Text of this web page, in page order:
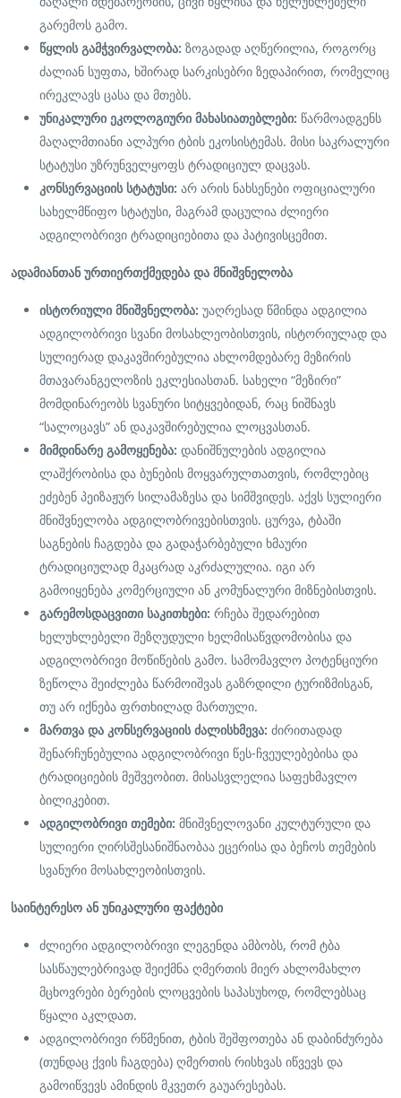
გარემოს გამო.
წყლის გამჭვირვალობა: ზოგადად აღწერილია, როგორც
ძალიან სუფთა, ხშირად სარკისებრი ზედაპირით, რომელიც
ირეკლავს ცასა და მთებს.
უნიკალური ეკოლოგიური მახასიათებლები: წარმოადგენს
მაღალმთიანი ალპური ტბის ეკოსისტემას. მისი საკრალური
სტატუსი უზრუნველყოფს ტრადიციულ დაცვას.
კონსერვაციის სტატუსი: არ არის ნახსენები ოფიციალური
სახელმწიფო სტატუსი, მაგრამ დაცულია ძლიერი
ადგილობრივი ტრადიციებითა და პატივისცემით.
ადამიანთან ურთიერთქმედება და მნიშვნელობა
ისტორიული მნიშვნელობა: უაღრესად წმინდა ადგილია
ადგილობრივი სვანი მოსახლეობისთვის, ისტორიულად და
სულიერად დაკავშირებულია ახლომდებარე მეზირის
მთავარანგელოზის ეკლესიასთან. სახელი “მეზირი”
მომდინარეობს სვანური სიტყვებიდან, რაც ნიშნავს
“სალოცავს” ან დაკავშირებულია ლოცვასთან.
მიმდინარე გამოყენება: დანიშნულების ადგილია
ლაშქრობისა და ბუნების მოყვარულთათვის, რომლებიც
ეძებენ პეიზაჟურ სილამაზესა და სიმშვიდეს. აქვს სულიერი
მნიშვნელობა ადგილობრივებისთვის. ცურვა, ტბაში
საგნების ჩაგდება და გადაჭარბებული ხმაური
ტრადიციულად მკაცრად აკრძალულია. იგი არ
გამოიყენება კომერციული ან კომუნალური მიზნებისთვის.
გარემოსდაცვითი საკითხები: რჩება შედარებით
ხელუხლებელი შეზღუდული ხელმისაწვდომობისა და
ადგილობრივი მოწიწების გამო. სამომავლო პოტენციური
ზეწოლა შეიძლება წარმოიშვას გაზრდილი ტურიზმისგან,
თუ არ იქნება ფრთხილად მართული.
მართვა და კონსერვაციის ძალისხმევა: ძირითადად
შენარჩუნებულია ადგილობრივი წეს-ჩვეულებებისა და
ტრადიციების მეშვეობით. მისასვლელია საფეხმავლო
ბილიკებით.
ადგილობრივი თემები: მნიშვნელოვანი კულტურული და
სულიერი ღირსშესანიშნაობაა ეცერისა და ბეჩოს თემების
სვანური მოსახლეობისთვის.
საინტერესო ან უნიკალური ფაქტები
ძლიერი ადგილობრივი ლეგენდა ამბობს, რომ ტბა
სასწაულებრივად შეიქმნა ღმერთის მიერ ახლომახლო
მცხოვრები ბერების ლოცვების საპასუხოდ, რომლებსაც
წყალი აკლდათ.
ადგილობრივი რწმენით, ტბის შეშფოთება ან დაბინძურება
(თუნდაც ქვის ჩაგდება) ღმერთის რისხვას იწვევს და
გამოიწვევს ამინდის მკვეთრ გაუარესებას.